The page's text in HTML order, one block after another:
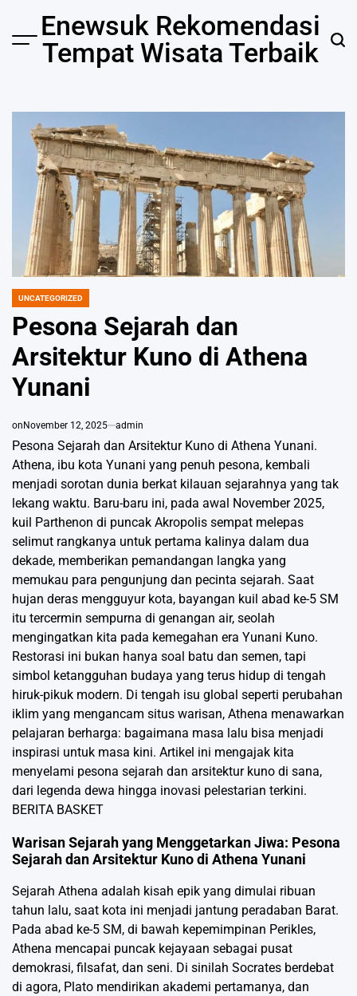
content
Menu
Enewsuk Rekomendasi
Tempat Wisata Terbaik
POSTED
IN
UNCATEGORIZED
Pesona Sejarah dan
Arsitektur Kuno di Athena
Yunani
on November 12, 2025 admin
Pesona Sejarah dan Arsitektur Kuno di Athena Yunani.
Athena, ibu kota Yunani yang penuh pesona, kembali
menjadi sorotan dunia berkat kilauan sejarahnya yang tak
lekang waktu. Baru-baru ini, pada awal November 2025,
kuil Parthenon di puncak Akropolis sempat melepas
selimut rangkanya untuk pertama kalinya dalam dua
dekade, memberikan pemandangan langka yang
memukau para pengunjung dan pecinta sejarah. Saat
hujan deras mengguyur kota, bayangan kuil abad ke-5 SM
itu tercermin sempurna di genangan air, seolah
mengingatkan kita pada kemegahan era Yunani Kuno.
Restorasi ini bukan hanya soal batu dan semen, tapi
simbol ketangguhan budaya yang terus hidup di tengah
hiruk-pikuk modern. Di tengah isu global seperti perubahan
iklim yang mengancam situs warisan, Athena menawarkan
pelajaran berharga: bagaimana masa lalu bisa menjadi
inspirasi untuk masa kini. Artikel ini mengajak kita
menyelami pesona sejarah dan arsitektur kuno di sana,
dari legenda dewa hingga inovasi pelestarian terkini.
BERITA BASKET
Warisan Sejarah yang Menggetarkan Jiwa: Pesona
Sejarah dan Arsitektur Kuno di Athena Yunani
Sejarah Athena adalah kisah epik yang dimulai ribuan
tahun lalu, saat kota ini menjadi jantung peradaban Barat.
Pada abad ke-5 SM, di bawah kepemimpinan Perikles,
Athena mencapai puncak kejayaan sebagai pusat
demokrasi, filsafat, dan seni. Di sinilah Socrates berdebat
di agora, Plato mendirikan akademi pertamanya, dan